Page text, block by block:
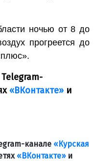
ночью от 8 до
прогреется до
«ВКонтакте» и
канале «Курская
«ВКонтакте»и